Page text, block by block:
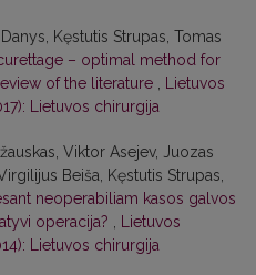
Kęstutis Strupas, Tomas
– optimal method for
of the literature
Lietuvos
Lietuvos chirurgija
Viktor Asejev, Juozas
Beiša, Kęstutis Strupas,
neoperabiliam kasos galvos
operacija?
Lietuvos
Lietuvos chirurgija